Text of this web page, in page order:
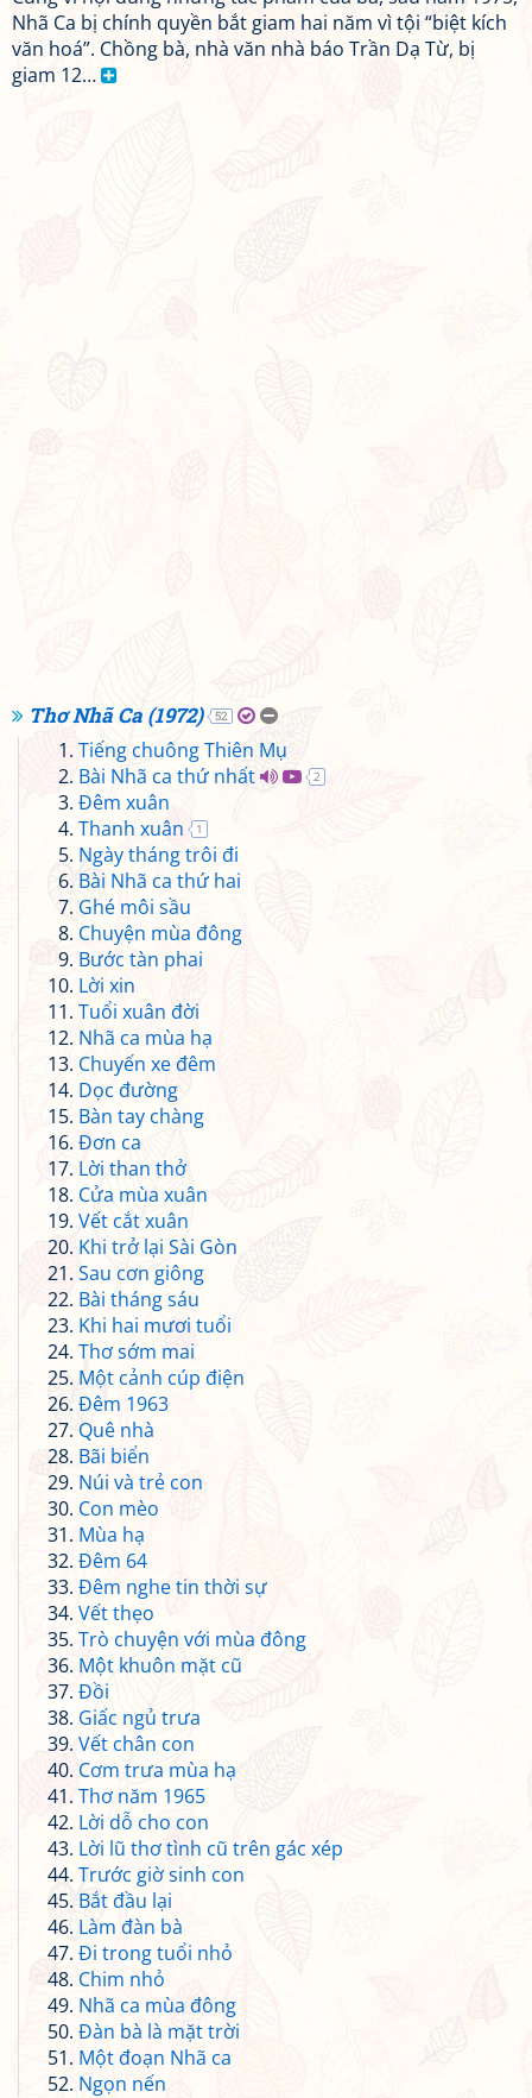
Nhã Ca bị chính quyền bắt giam hai năm vì tội “biệt kích
văn hoá”. Chồng bà, nhà văn nhà báo Trần Dạ Từ, bị
giam 12…
Thơ Nhã Ca (1972) 52
Tiếng chuông Thiên Mụ
Bài Nhã ca thứ nhất
2
Đêm xuân
Thanh xuân
1
Ngày tháng trôi đi
Bài Nhã ca thứ hai
Ghé môi sầu
Chuyện mùa đông
Bước tàn phai
Lời xin
Tuổi xuân đời
Nhã ca mùa hạ
Chuyến xe đêm
Dọc đường
Bàn tay chàng
Đơn ca
Lời than thở
Cửa mùa xuân
Vết cắt xuân
Khi trở lại Sài Gòn
Sau cơn giông
Bài tháng sáu
Khi hai mươi tuổi
Thơ sớm mai
Một cảnh cúp điện
Đêm 1963
Quê nhà
Bãi biển
Núi và trẻ con
Con mèo
Mùa hạ
Đêm 64
Đêm nghe tin thời sự
Vết thẹo
Trò chuyện với mùa đông
Một khuôn mặt cũ
Đồi
Giấc ngủ trưa
Vết chân con
Cơm trưa mùa hạ
Thơ năm 1965
Lời dỗ cho con
Lời lũ thơ tình cũ trên gác xép
Trước giờ sinh con
Bắt đầu lại
Làm đàn bà
Đi trong tuổi nhỏ
Chim nhỏ
Nhã ca mùa đông
Đàn bà là mặt trời
Một đoạn Nhã ca
Ngọn nến